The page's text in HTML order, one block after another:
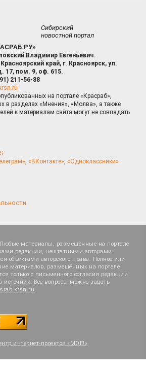
Сибирский
новостной портал
Владимир Евгеньевич.
край, г. Красноярск, ул.
17, пом. 9, оф. 615.
211-56-88
на портале «Красраб»,
в разделах «Мнения», «Молва», а также
к материалам сайта могут не совпадать
, «ВКонтакте», «Одноклассники»
материалы, размещённые на портале
редакции, нештатными авторами
объектами авторского права. Полное или
материалов, размещённых на портале
только с письменного согласия редакции
источник. Все вопросы можно задать
интернет-проектов «МОЁ!»